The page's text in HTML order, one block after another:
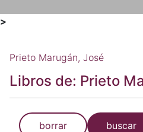
>
Prieto Marugán, José
Libros de: Prieto
borrar buscar